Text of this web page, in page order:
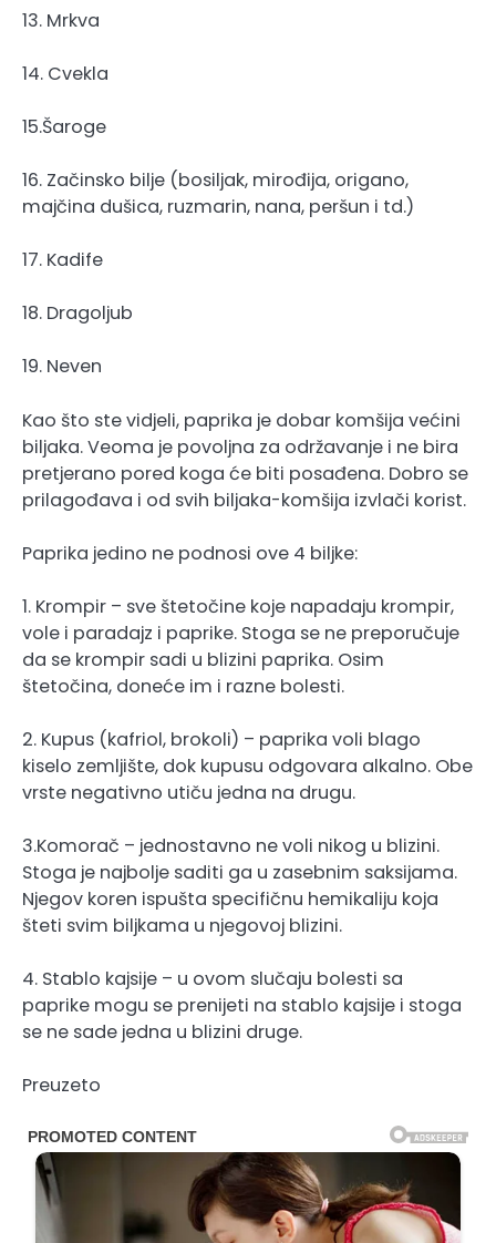
13. Mrkva
14. Cvekla
15.Šaroge
16. Začinsko bilje (bosiljak, mirođija, origano,
majčina dušica, ruzmarin, nana, peršun i td.)
17. Kadife
18. Dragoljub
19. Neven
Kao što ste vidjeli, paprika je dobar komšija većini
biljaka. Veoma je povoljna za održavanje i ne bira
pretjerano pored koga će biti posađena. Dobro se
prilagođava i od svih biljaka-komšija izvlači korist.
Paprika jedino ne podnosi ove 4 biljke:
1. Krompir – sve štetočine koje napadaju krompir,
vole i paradajz i paprike. Stoga se ne preporučuje
da se krompir sadi u blizini paprika. Osim
štetočina, doneće im i razne bolesti.
2. Kupus (kafriol, brokoli) – paprika voli blago
kiselo zemljište, dok kupusu odgovara alkalno. Obe
vrste negativno utiču jedna na drugu.
3.Komorač – jednostavno ne voli nikog u blizini.
Stoga je najbolje saditi ga u zasebnim saksijama.
Njegov koren ispušta specifičnu hemikaliju koja
šteti svim biljkama u njegovoj blizini.
4. Stablo kajsije – u ovom slučaju bolesti sa
paprike mogu se prenijeti na stablo kajsije i stoga
se ne sade jedna u blizini druge.
Preuzeto